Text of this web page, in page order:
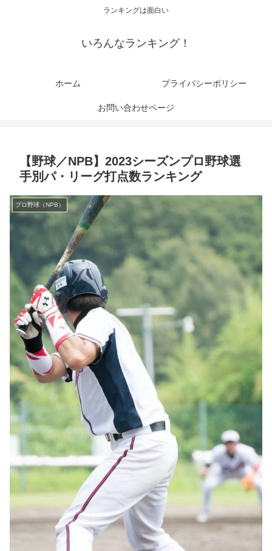
ランキングは面白い
いろんなランキング！
ホーム プライバシーポリシー
お問い合わせページ
【野球／NPB】2023シーズンプロ野球選
手別パ・リーグ打点数ランキング
プロ野球（NPB）